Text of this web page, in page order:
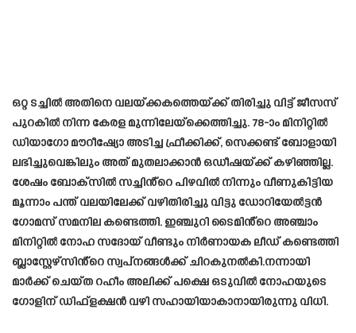
ഒറ്റ ടച്ചിൽ അതിനെ വലയ്ക്കകത്തെയ്ക്ക് തിരിച്ചു വിട്ട് ജീസസ്
പുറകിൽ നിന്ന കേരള മുന്നിലേയ്ക്കെത്തിച്ചു. 78-ാം മിനിറ്റിൽ
ഡിയാഗോ മൗറീഷ്യോ അടിച്ച ഫ്രീക്കിക്ക്, സെക്കണ്ട് ബോളായി
ലഭിച്ചുവെങ്കിലും അത് മുതലാക്കാൻ ഒഡീഷയ്ക്ക് കഴിഞ്ഞില്ല.
ശേഷം ബോക്സിൽ സച്ചിൻ്റെ പിഴവിൽ നിന്നും വീണുകിട്ടിയ
മൂന്നാം പന്ത് വലയിലേക്ക് വഴിതിരിച്ചു വിട്ടു ഡോറിയേൽട്ടൻ
ഗോമസ് സമനില കണ്ടെത്തി. ഇഞ്ചുറി ടൈമിൻ്റെ അഞ്ചാം
മിനിറ്റിൽ നോഹ സദോയ് വീണ്ടും നിർണായക ലീഡ് കണ്ടെത്തി
ബ്ലാസ്റ്റേഴ്‌സിൻ്റെ സ്വപ്നങ്ങൾക്ക് ചിറകുനൽകി.നന്നായി
മാർക്ക് ചെയ്ത റഹീം അലിക്ക് പക്ഷെ ഒടുവിൽ നോഹയുടെ
ഗോളിന് ഡിഫ്‌ളക്ഷൻ വഴി സഹായിയാകാനായിരുന്നു വിധി.